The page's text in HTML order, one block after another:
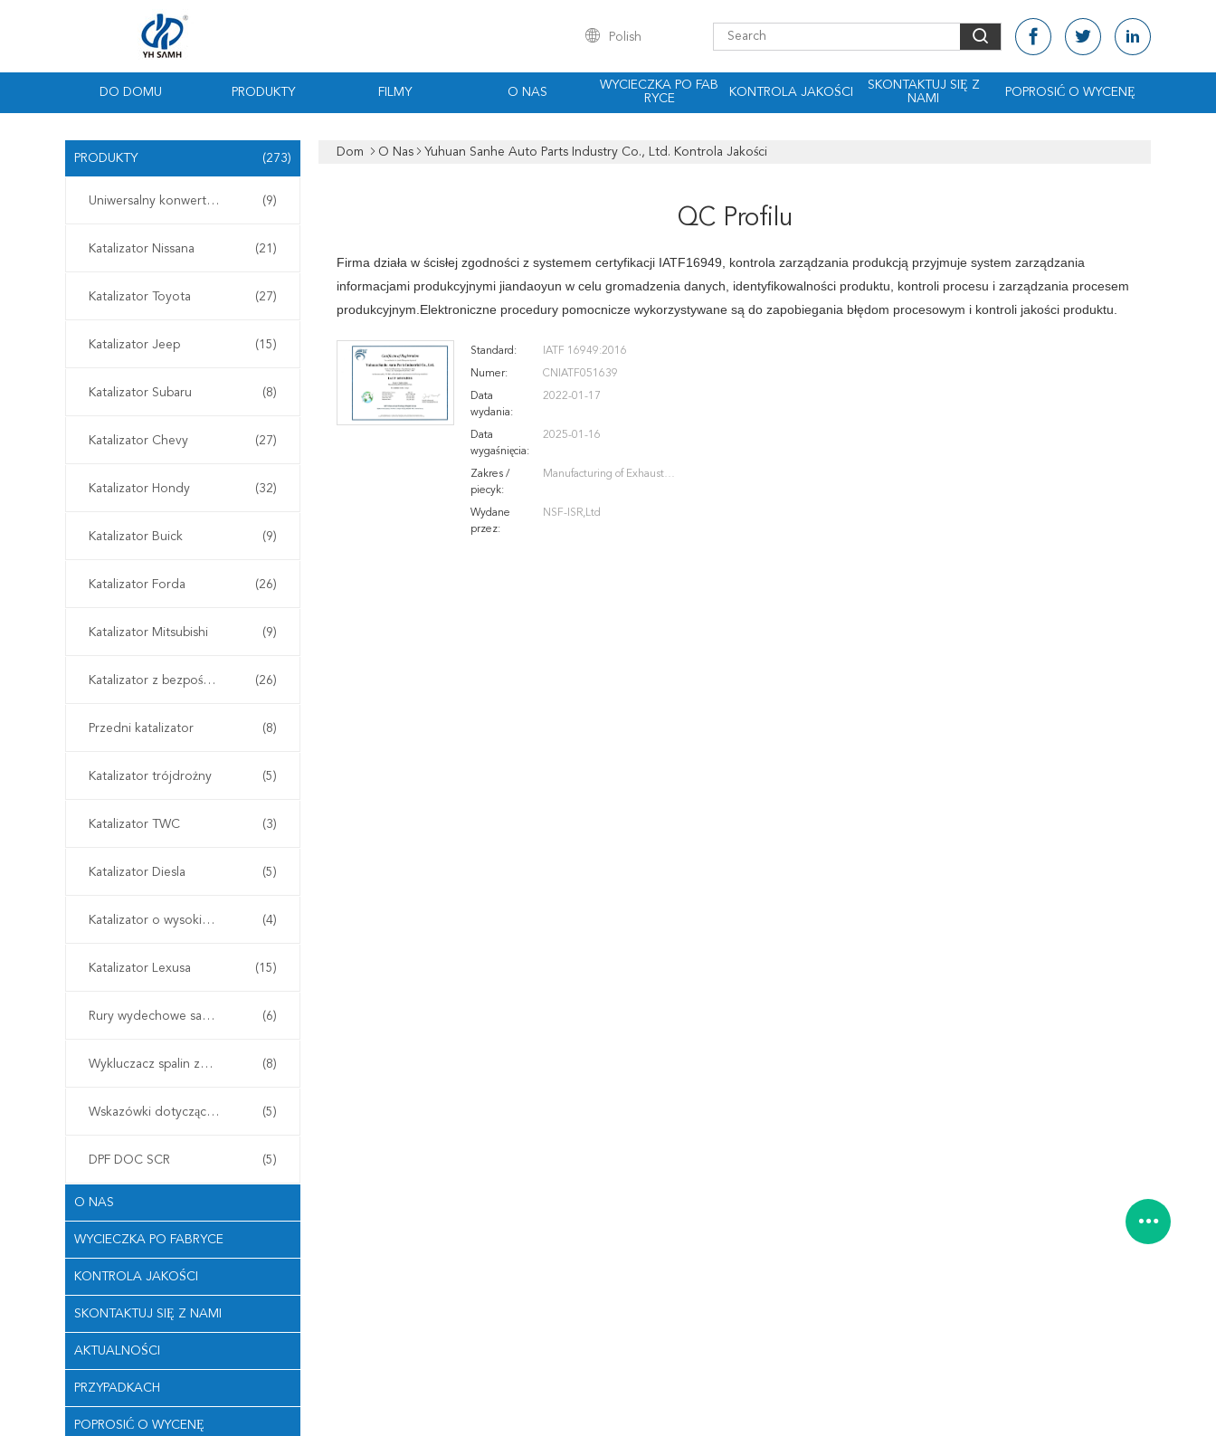
Polish
DO DOMU PRODUKTY FILMY O NAS
WYCIECZKA PO FAB
RYCE
KONTROLA JAKOŚCI
SKONTAKTUJ SIĘ Z
NAMI
POPROSIĆ O WYCENĘ
PRODUKTY (273)
Uniwersalny konwerter katalityczny (9)
Katalizator Nissana (21)
Katalizator Toyota (27)
Katalizator Jeep (15)
Katalizator Subaru (8)
Katalizator Chevy (27)
Katalizator Hondy (32)
Katalizator Buick (9)
Katalizator Forda (26)
Katalizator Mitsubishi (9)
Katalizator z bezpośrednim dopasowaniem (26)
Przedni katalizator (8)
Katalizator trójdrożny (5)
Katalizator TWC (3)
Katalizator Diesla (5)
Katalizator o wysokim przepływie (4)
Katalizator Lexusa (15)
Rury wydechowe samochodowe (6)
Wykluczacz spalin ze stali nierdzewnej (8)
Wskazówki dotyczące wydechowania samochodów (5)
DPF DOC SCR (5)
O NAS
WYCIECZKA PO FABRYCE
KONTROLA JAKOŚCI
SKONTAKTUJ SIĘ Z NAMI
AKTUALNOŚCI
PRZYPADKACH
POPROSIĆ O WYCENĘ
Dom O Nas Yuhuan Sanhe Auto Parts Industry Co., Ltd. Kontrola Jakości
QC Profilu
Firma działa w ścisłej zgodności z systemem certyfikacji IATF16949, kontrola zarządzania produkcją przyjmuje system zarządzania
informacjami produkcyjnymi jiandaoyun w celu gromadzenia danych, identyfikowalności produktu, kontroli procesu i zarządzania procesem
produkcyjnym.Elektroniczne procedury pomocnicze wykorzystywane są do zapobiegania błędom procesowym i kontroli jakości produktu.
Standard: IATF 16949:2016
Numer: CNIATF051639
Data
wydania:
2022-01-17
Data
wygaśnięcia:
2025-01-16
Zakres /
piecyk:
Manufacturing of Exhaust
Wydane
przez:
NSF-ISR,Ltd